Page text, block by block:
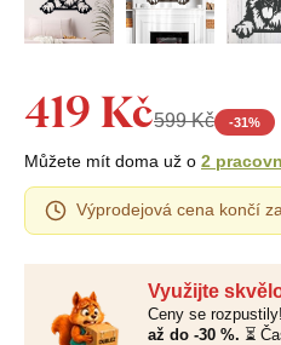
Využijte
Ceny se
až do -30 %. ⏳
419 Kč599 Kč -31%
Můžete mít doma už o 2
Výprodejová cena končí za